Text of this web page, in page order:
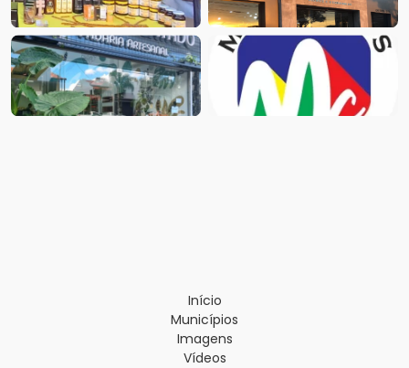
Início
Municípios
Imagens
Vídeos